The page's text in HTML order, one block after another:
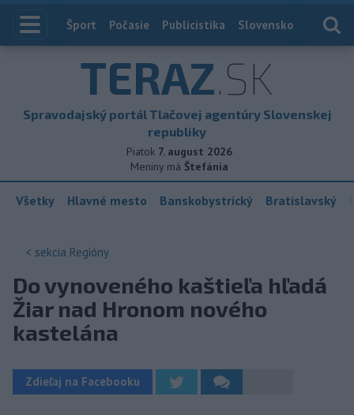
Index
Šport Počasie Publicistika Slovensko
TERAZ.SK
Spravodajský portál Tlačovej agentúry Slovenskej
republiky
Piatok 7. august 2026
Meniny má Štefánia
Všetky Hlavné mesto Banskobystrický Bratislavský
< sekcia Regióny
Do vynoveného kaštieľa hľadá
Žiar nad Hronom nového
kastelána
Zdieľaj na Facebooku